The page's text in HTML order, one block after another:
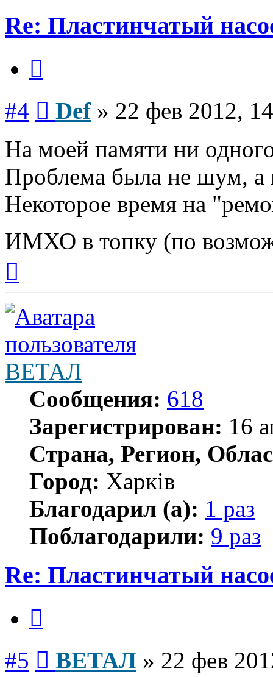
Re: Пластинчатый
#4 Def» 22 фев 2012,
На моей памяти ни
Проблема была не шум, а
Некоторое время на
ИМХО в топку (по
началу
ВЕТАЛ
Сообщения: 618
Зарегистрирован: 16
Страна, Регион,
Город: Харків
Благодарил (а): 1 раз
Поблагодарили: 9 раз
Re: Пластинчатый
#5 ВЕТАЛ » 22 фев